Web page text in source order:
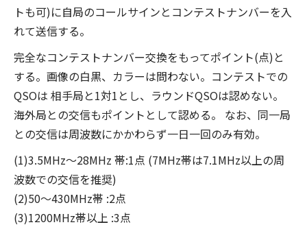
トも可)に自局のコールサインとコンテストナンバーを入
れて送信する。
完全なコンテストナンバー交換をもってポイント(点)と
する。画像の白黒、カラーは問わない。コンテストでの
QSOは 相手局と1対1とし、ラウンドQSOは認めない。
海外局との交信もポイントとして認める。 なお、同一局
との交信は周波数にかかわらず一日一回のみ有効。
(1)3.5MHz～28MHz 帯:1点 (7MHz帯は7.1MHz以上の周
波数での交信を推奨)
(2)50～430MHz帯 :2点
(3)1200MHz帯以上 :3点